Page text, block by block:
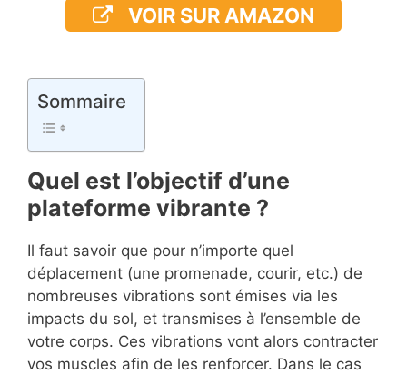
VOIR SUR AMAZON
Sommaire
Quel est l’objectif d’une
plateforme vibrante ?
Il faut savoir que pour n’importe quel
déplacement (une promenade, courir, etc.) de
nombreuses vibrations sont émises via les
impacts du sol, et transmises à l’ensemble de
votre corps. Ces vibrations vont alors contracter
vos muscles afin de les renforcer. Dans le cas